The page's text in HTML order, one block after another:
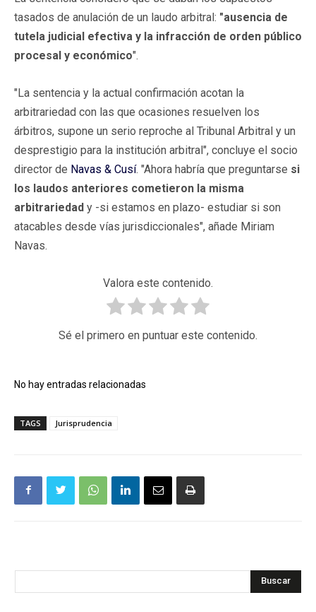
tasados de anulación de un laudo arbitral: "ausencia de
tutela judicial efectiva y la infracción de orden público
procesal y económico".
"La sentencia y la actual confirmación acotan la
arbitrariedad con las que ocasiones resuelven los
árbitros, supone un serio reproche al Tribunal Arbitral y un
desprestigio para la institución arbitral", concluye el socio
director de Navas & Cusí. "Ahora habría que preguntarse si
los laudos anteriores cometieron la misma
arbitrariedad y -si estamos en plazo- estudiar si son
atacables desde vías jurisdiccionales", añade Miriam
Navas.
Valora este contenido.
Sé el primero en puntuar este contenido.
No hay entradas relacionadas
TAGS Jurisprudencia
Buscar